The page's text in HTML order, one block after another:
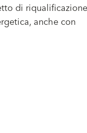
di
anche con